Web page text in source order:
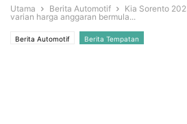
Utama Berita Automotif
Kia Sorento
varian harga anggaran bermula...
Berita Automotif Berita Tempatan